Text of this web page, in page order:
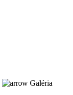
Galéria